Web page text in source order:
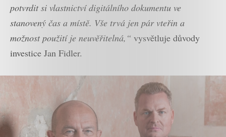
potvrdit si vlastnictví digitálního dokumentu ve
stanovený čas a místě. Vše trvá jen pár vteřin a
možnost použití je neuvěřitelná,“ vysvětluje důvody
investice Jan Fidler.